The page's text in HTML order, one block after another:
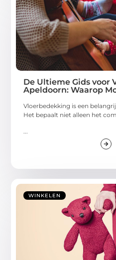
De Ultieme Gids voor
Apeldoorn: Waarop
Vloerbedekking is een
Het bepaalt niet alleen het
WINKELEN